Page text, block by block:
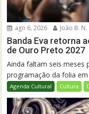
ago 6, 2026 João B.
Banda Eva retorna
de Ouro Preto 2027
Ainda faltam seis meses
programação da folia
Agenda Cultural Cultura